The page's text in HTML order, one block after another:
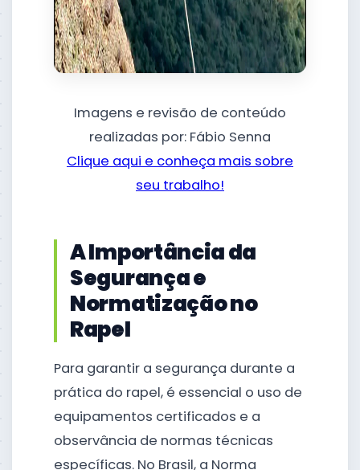
Imagens e revisão de conteúdo
realizadas por: Fábio Senna
Clique aqui e conheça mais sobre
seu trabalho!
A Importância da
Segurança e
Normatização no
Rapel
Para garantir a segurança durante a
prática do rapel, é essencial o uso de
equipamentos certificados e a
observância de normas técnicas
específicas. No Brasil, a Norma